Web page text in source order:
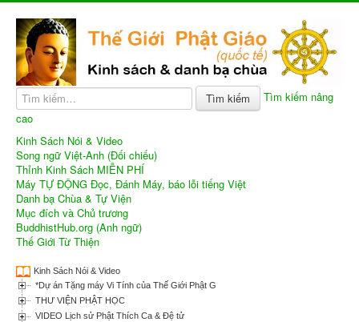
Tìm kiếm
Tìm kiếm nâng
cao
Kinh Sách Nói & Video
Song ngữ Việt-Anh (Đối chiếu)
Thỉnh Kinh Sách MIỄN PHÍ
Máy TỰ ĐỘNG Đọc, Đánh Máy, báo lỗi tiếng Việt
Danh bạ Chùa & Tự Viện
Mục đích và Chủ trương
BuddhistHub.org (Anh ngữ)
Thế Giới Từ Thiện
Kinh Sách Nói & Video
*Dự án Tặng máy Vi Tính của Thế Giới Phật Giáo
THƯ VIỆN PHẬT HỌC
VIDEO Lịch sử Phật Thích Ca & Đệ tử